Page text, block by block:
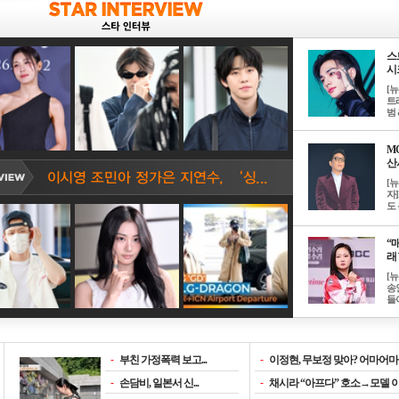
스
시
[
트
범
산
[
자
도
“
래
[
송
들
- 부친 가정폭력 보고...
- 손담비, 일본서 신...
- 이정현, 무보정 맞아? 어마어마
- 채시라 “아프다” 호소→모델